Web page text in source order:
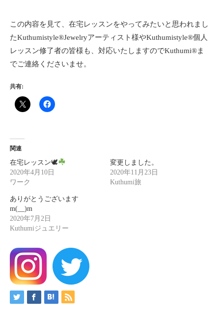
この内容を見て、在宅レッスンをやってみたいと思われまし
たKuthumistyle®Jewelryアーティスト様やKuthumistyle®個人
レッスン修了者の皆様も、対応いたしますのでKuthumi®ま
でご連絡くださいませ。
共有:
関連
在宅レッスン🕊
2020年4月10日
ワーク
変更しました。
2020年11月23日
Kuthumi旅
ありがとうございます
m(__)m
2020年7月2日
Kuthumiジュエリー